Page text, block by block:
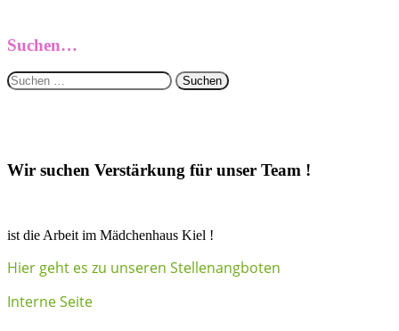
Suchen…
Suchen
nach:
Wir suchen Verstärkung für unser Team !
ist die Arbeit im Mädchenhaus Kiel !
Hier geht es zu unseren Stellenangboten
Interne Seite